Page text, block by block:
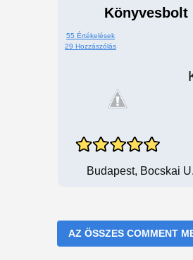
Könyvesbolt
55 Értékelések
29 Hozzászólás
Budapest, Bocskai
AZ ÖSSZES COMMENT